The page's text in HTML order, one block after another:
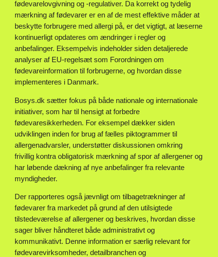
fødevarelovgivning og -regulativer. Da korrekt og tydelig
mærkning af fødevarer er en af de mest effektive måder at
beskytte forbrugere med allergi på, er det vigtigt, at læserne
kontinuerligt opdateres om ændringer i regler og
anbefalinger. Eksempelvis indeholder siden detaljerede
analyser af EU-regelsæt som Forordningen om
fødevareinformation til forbrugerne, og hvordan disse
implementeres i Danmark.
Bosys.dk sætter fokus på både nationale og internationale
initiativer, som har til hensigt at forbedre
fødevaresikkerheden. For eksempel dækker siden
udviklingen inden for brug af fælles piktogrammer til
allergenadvarsler, understøtter diskussionen omkring
frivillig kontra obligatorisk mærkning af spor af allergener og
har løbende dækning af nye anbefalinger fra relevante
myndigheder.
Der rapporteres også jævnligt om tilbagetrækninger af
fødevarer fra markedet på grund af den utilsigtede
tilstedeværelse af allergener og beskrives, hvordan disse
sager bliver håndteret både administrativt og
kommunikativt. Denne information er særlig relevant for
fødevarevirksomheder, detailbranchen og